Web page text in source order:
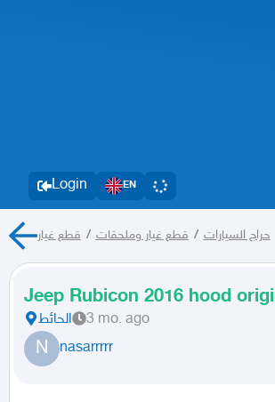
Login EN
حراج السيارات / قطع غيار وملحقات / قطع غيار
Jeep Rubicon 2016 hood
الحائط 3 mo. ago
N nasarrrrr